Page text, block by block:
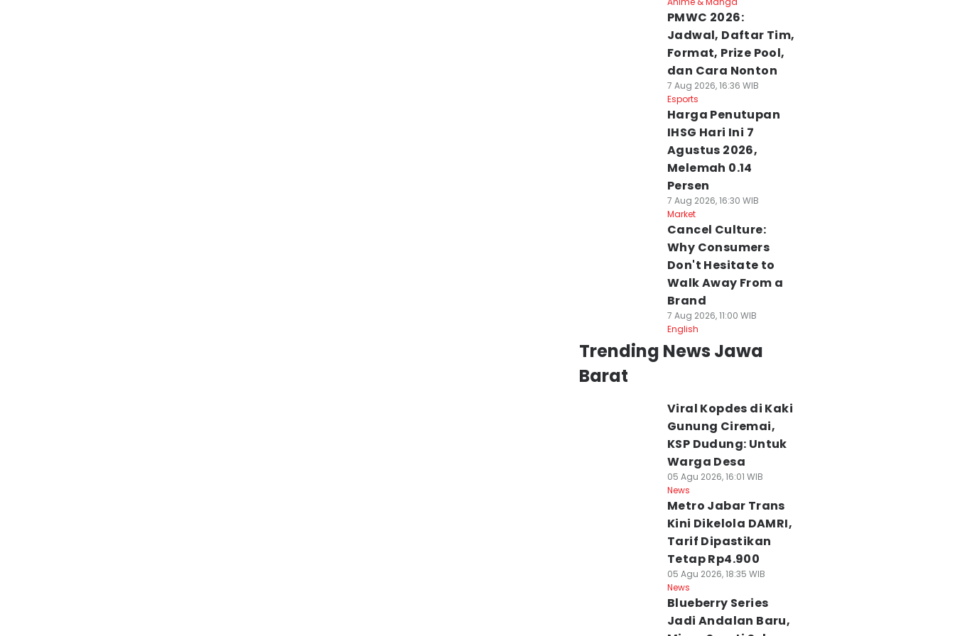
PMWC 2026:
Jadwal, Daftar Tim,
Format, Prize Pool,
dan Cara Nonton
7 Aug 2026, 16:36 WIB
Esports
Harga Penutupan
IHSG Hari Ini 7
Agustus 2026,
Melemah 0.14
Persen
7 Aug 2026, 16:30 WIB
Market
Cancel Culture:
Why Consumers
Don't Hesitate to
Walk Away From a
Brand
7 Aug 2026, 11:00 WIB
English
Trending News Jawa
Barat
Viral Kopdes di Kaki
Gunung Ciremai,
KSP Dudung: Untuk
Warga Desa
05 Agu 2026, 16:01 WIB
News
Metro Jabar Trans
Kini Dikelola DAMRI,
Tarif Dipastikan
Tetap Rp4.900
05 Agu 2026, 18:35 WIB
News
Blueberry Series
Jadi Andalan Baru,